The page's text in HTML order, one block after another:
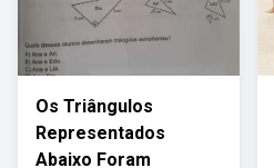
Os Triângulos
Representados
Abaixo Foram